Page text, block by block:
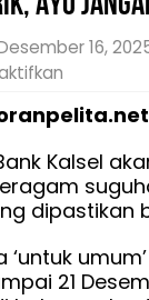
16,
pada
Aksel”
Kalsel
Digelar
19-
21
Desember
Kalsel
dipastikan
21